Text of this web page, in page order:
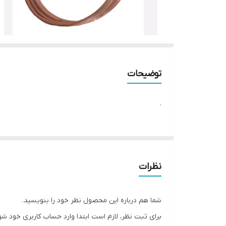
توضیحات
.
نظرات
شما هم درباره این محصول نظر خود را بنویسید.
برای ثبت نظر، لازم است ابتدا وارد حساب کاربری خود